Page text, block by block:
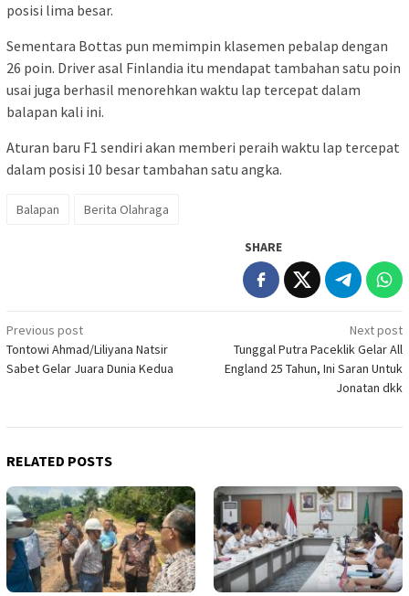
posisi lima besar.
Sementara Bottas pun memimpin klasemen pebalap dengan
26 poin. Driver asal Finlandia itu mendapat tambahan satu poin
usai juga berhasil menorehkan waktu lap tercepat dalam
balapan kali ini.
Aturan baru F1 sendiri akan memberi peraih waktu lap tercepat
dalam posisi 10 besar tambahan satu angka.
Balapan Berita Olahraga
SHARE
Post
navigation
Previous post
Tontowi Ahmad/Liliyana Natsir
Sabet Gelar Juara Dunia Kedua
Next post
Tunggal Putra Paceklik Gelar All
England 25 Tahun, Ini Saran Untuk
Jonatan dkk
RELATED POSTS